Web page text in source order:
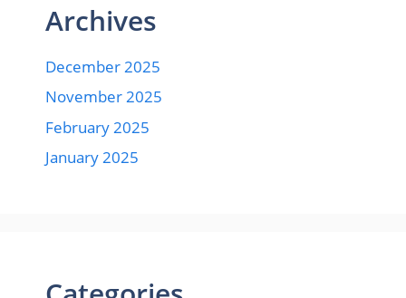
Archives
December 2025
November 2025
February 2025
January 2025